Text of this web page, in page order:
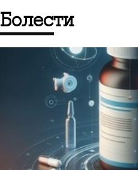
болести